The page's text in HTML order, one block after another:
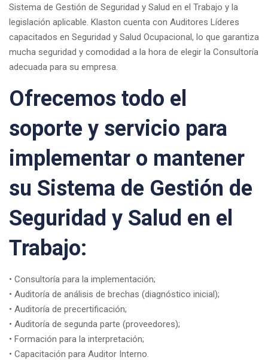
Sistema de Gestión de Seguridad y Salud en el Trabajo y la
legislación aplicable. Klaston cuenta con Auditores Líderes
capacitados en Seguridad y Salud Ocupacional, lo que garantiza
mucha seguridad y comodidad a la hora de elegir la Consultoría
adecuada para su empresa.
Ofrecemos todo el
soporte y servicio para
implementar o mantener
su Sistema de Gestión de
Seguridad y Salud en el
Trabajo:
• Consultoría para la implementación;
• Auditoría de análisis de brechas (diagnóstico inicial);
• Auditoría de precertificación;
• Auditoría de segunda parte (proveedores);
• Formación para la interpretación;
• Capacitación para Auditor Interno.